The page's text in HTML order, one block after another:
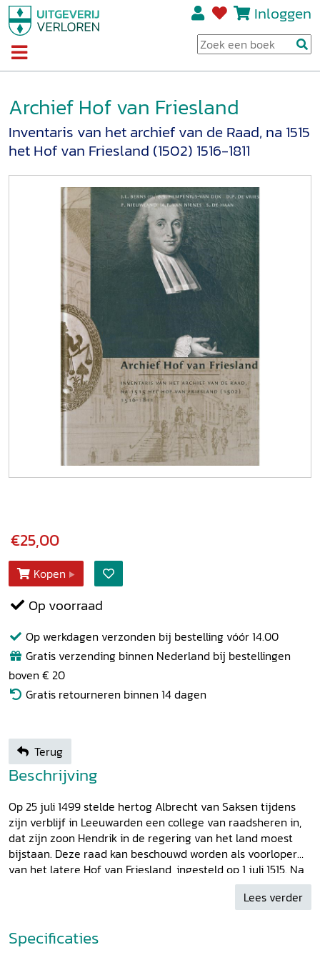
Inloggen
Archief Hof van Friesland
Inventaris van het archief van de Raad, na 1515
het Hof van Friesland (1502) 1516-1811
€25,00
Kopen
Op voorraad
Op werkdagen verzonden bij bestelling vóór 14.00
Gratis verzending binnen Nederland bij bestellingen
boven € 20
Gratis retourneren binnen 14 dagen
Terug
Beschrijving
Op 25 juli 1499 stelde hertog Albrecht van Saksen tijdens
zijn verblijf in Leeuwarden een college van raadsheren in,
dat zijn zoon Hendrik in de regering van het land moest
bijstaan. Deze raad kan beschouwd worden als voorloper
van het latere Hof van Friesland, ingesteld op 1 juli 1515. Na
de inlijving van het Koninkrijk Holland bij het Franse
Keizerrijk kreeg Nederland in 1811 een nieuwe, op Franse
verdeeld in drie arrondissementen, die ieder een rechtbank
van eerste aanleg kregen. De arrondissementen werden
Lees verder
Specificaties